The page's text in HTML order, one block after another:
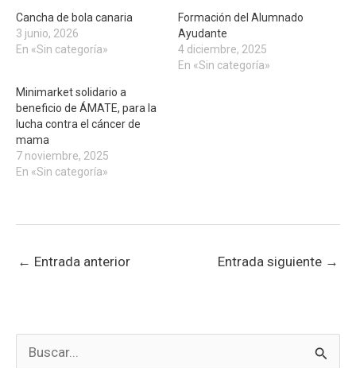
Cancha de bola canaria
3 junio, 2026
En «Sin categoría»
Formación del Alumnado
Ayudante
4 diciembre, 2025
En «Sin categoría»
Minimarket solidario a
beneficio de ÁMATE, para la
lucha contra el cáncer de
mama
7 noviembre, 2025
En «Sin categoría»
← Entrada anterior Entrada siguiente →